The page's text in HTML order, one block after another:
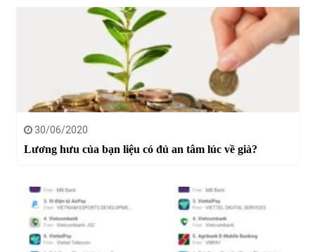
30/06/2020
Lương hưu của bạn liệu có đủ an tâm lúc về già?